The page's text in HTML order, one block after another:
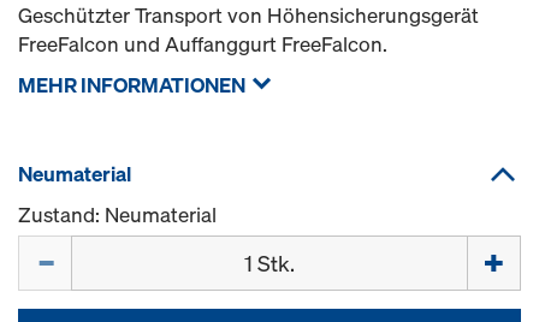
Geschützter Transport von Höhensicherungsgerät
FreeFalcon und Auffanggurt FreeFalcon.
MEHR INFORMATIONEN
Neumaterial
Zustand: Neumaterial